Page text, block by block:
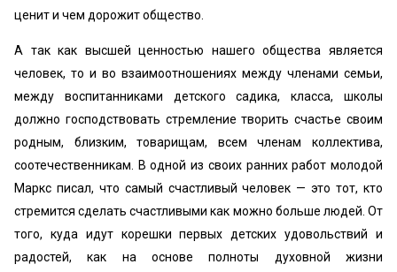
ценит и чем дорожит общество.
А так как высшей ценностью нашего общества является
человек, то и во взаимоотношениях между членами семьи,
между воспитанниками детского садика, класса, школы
должно господствовать стремление творить счастье своим
родным, близким, товарищам, всем членам коллектива,
соотечественникам. В одной из своих ранних работ молодой
Маркс писал, что самый счастливый человек — это тот, кто
стремится сделать счастливыми как можно больше людей. От
того, куда идут корешки первых детских удовольствий и
радостей, как на основе полноты духовной жизни